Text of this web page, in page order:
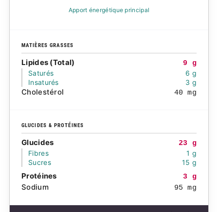
Apport énergétique principal
MATIÈRES GRASSES
Lipides (Total)
9 g
Saturés
6 g
Insaturés
3 g
Cholestérol 40 mg
GLUCIDES & PROTÉINES
Glucides
23 g
Fibres
1 g
Sucres
15 g
Protéines 3 g
Sodium 95 mg